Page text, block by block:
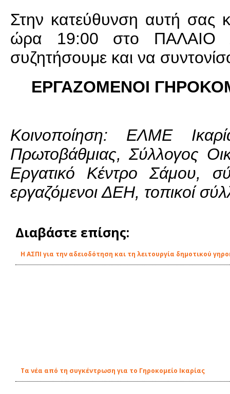
Στην κατεύθυνση αυτή
ώρα 19:00 στο
συζητήσουμε και να
ΕΡΓΑΖΟΜΕΝΟΙ
Κοινοποίηση: ΕΛΜΕ
Πρωτοβάθμιας, Σύλλογος
Εργατικό Κέντρο Σάμου,
εργαζόμενοι ΔΕΗ, τοπικοί
Διαβάστε επίσης:
Η ΑΣΠΙ για την αδειοδότηση και τη λειτουργία δημοτικού
Τα νέα από τη συγκέντρωση για το Γηροκομείο Ικαρίας